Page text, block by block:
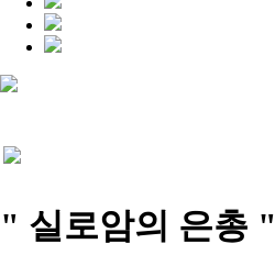
" 실로암의 은총 "